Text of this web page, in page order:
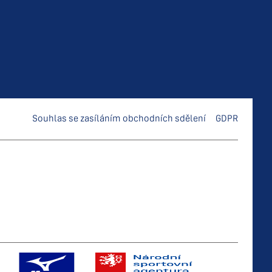
Souhlas se zasíláním obchodních sdělení GDPR